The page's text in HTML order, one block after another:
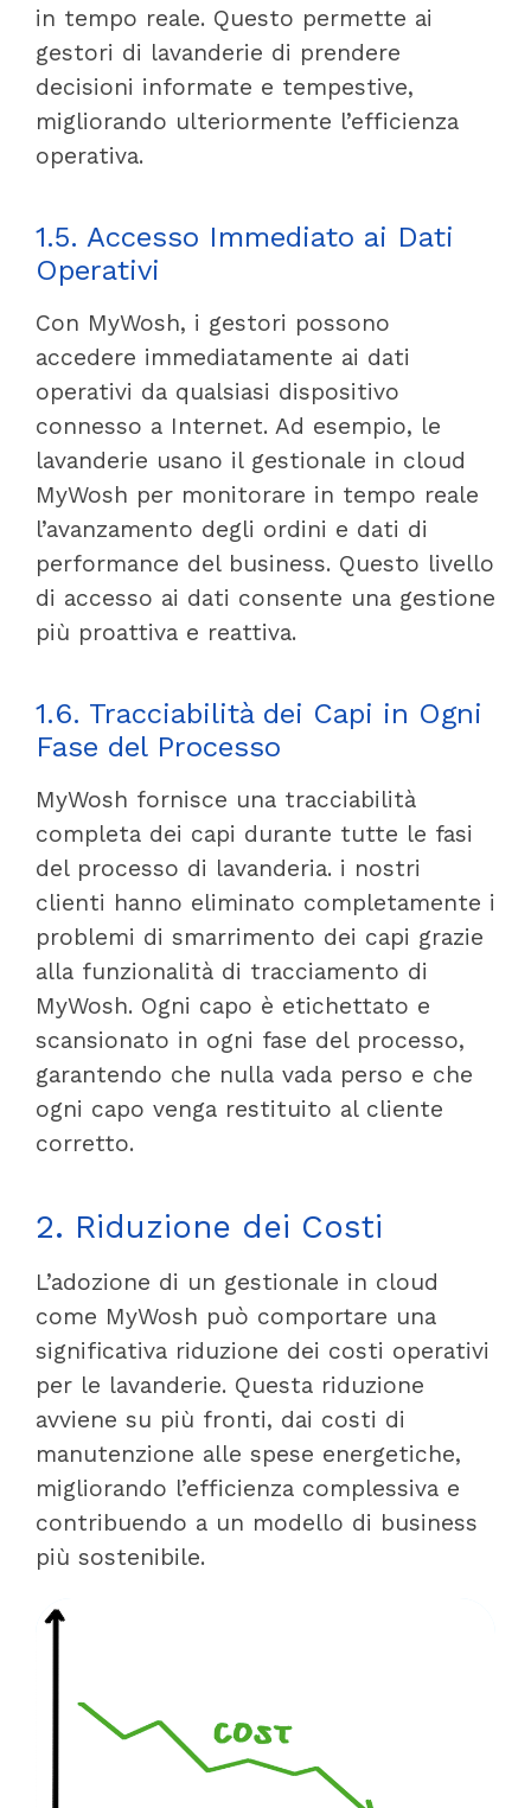
in tempo reale. Questo permette ai
gestori di lavanderie di prendere
decisioni informate e tempestive,
migliorando ulteriormente l’efficienza
operativa.
1.5. Accesso Immediato ai Dati
Operativi
Con MyWosh, i gestori possono
accedere immediatamente ai dati
operativi da qualsiasi dispositivo
connesso a Internet. Ad esempio, le
lavanderie usano il gestionale in cloud
MyWosh per monitorare in tempo reale
l’avanzamento degli ordini e dati di
performance del business. Questo livello
di accesso ai dati consente una gestione
più proattiva e reattiva.
1.6. Tracciabilità dei Capi in Ogni
Fase del Processo
MyWosh fornisce una tracciabilità
completa dei capi durante tutte le fasi
del processo di lavanderia. i nostri
clienti hanno eliminato completamente i
problemi di smarrimento dei capi grazie
alla funzionalità di tracciamento di
MyWosh. Ogni capo è etichettato e
scansionato in ogni fase del processo,
garantendo che nulla vada perso e che
ogni capo venga restituito al cliente
corretto.
2. Riduzione dei Costi
L’adozione di un gestionale in cloud
come MyWosh può comportare una
significativa riduzione dei costi operativi
per le lavanderie. Questa riduzione
avviene su più fronti, dai costi di
manutenzione alle spese energetiche,
migliorando l’efficienza complessiva e
contribuendo a un modello di business
più sostenibile.